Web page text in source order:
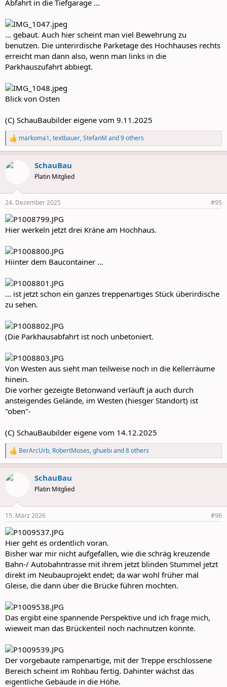
Abfahrt in die Tiefgarage ...
... gebaut. Auch hier scheint man viel Bewehrung zu
benutzen. Die unterirdische Parketage des Hochhauses rechts
erreicht man dann also, wenn man links in die
Parkhauszufahrt abbiegt.
Blick von Osten
(C) SchauBaubilder eigene vom 9.11.2025
R
e
a
c
s
:
markoma1,textbauer,StefanM and 9 others
SchauBau
Platin Mitglied
24. Dezember 2025 #95
Hier werkeln jetzt drei Kräne am Hochhaus.
Hiinter dem Baucontainer ...
... ist jetzt schon ein ganzes treppenartiges Stück überirdische
zu sehen.
(Die Parkhausabfahrt ist noch unbetoniert.
Von Westen aus sieht man teilweise noch in die Kellerräume
hinein.
Die vorher gezeigte Betonwand verläuft ja auch durch
ansteigendes Gelände, im Westen (hiesger Standort) ist
"oben"-
(C) SchauBaubilder eigene vom 14.12.2025
R
e
a
c
s
:
BerArcUrb, RobertMoses,ghuebi and 8 others
SchauBau
Platin Mitglied
15. März 2026 #96
Hier geht es ordentlich voran.
Bisher war mir nicht aufgefallen, wie die schräg kreuzende
Bahn-/ Autobahntrasse mit ihrem jetzt blinden Stummel jetzt
direkt im Neubauprojekt endet; da war wohl früher mal
Gleise, die dann über die Brücke führen mochten.
Das ergibt eine spannende Perspektive und ich frage mich,
wieweit man das Brückenteil noch nachnutzen könnte.
Der vorgebaute rampenartige, mit der Treppe erschlossene
Bereich scheint im Rohbau fertig. Dahinter wächst das
eigentliche Gebäude in die Höhe.